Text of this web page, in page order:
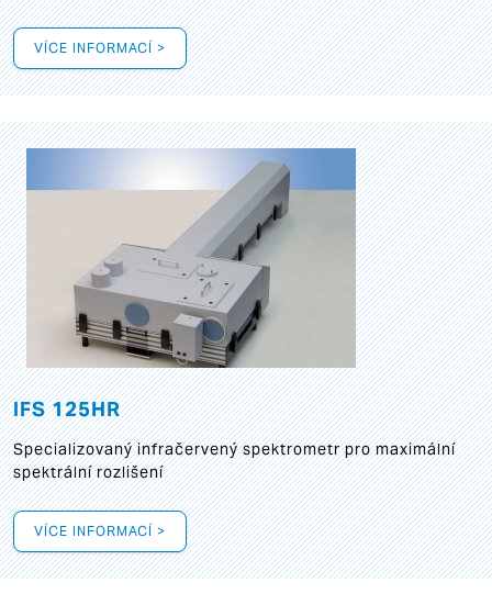
VÍCE INFORMACÍ >
IFS 125HR
Specializovaný infračervený spektrometr pro maximální
spektrální rozlišení
VÍCE INFORMACÍ >